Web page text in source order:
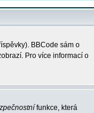
BBCode sám o
Pro více informací o
funkce, která